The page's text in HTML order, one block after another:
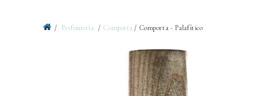
Perfumería Comporta / Comporta - Palafítico